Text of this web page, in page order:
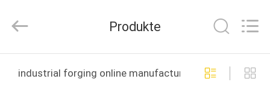
ENERGY
EQUIPMENT
Rights
Produkte
industrial forging online manufacture